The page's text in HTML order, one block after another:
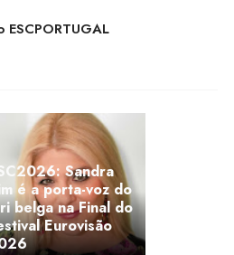
Sandra
é a porta-voz do
belga na Final do
Eurovisão